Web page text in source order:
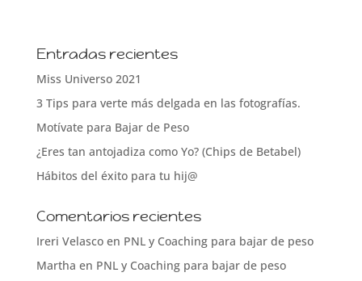
Entradas recientes
Miss Universo 2021
3 Tips para verte más delgada en las fotografías.
Motívate para Bajar de Peso
¿Eres tan antojadiza como Yo? (Chips de Betabel)
Hábitos del éxito para tu hij@
Comentarios recientes
Ireri Velascoen PNL y Coaching para bajar de peso
Martha en PNL y Coaching para bajar de peso